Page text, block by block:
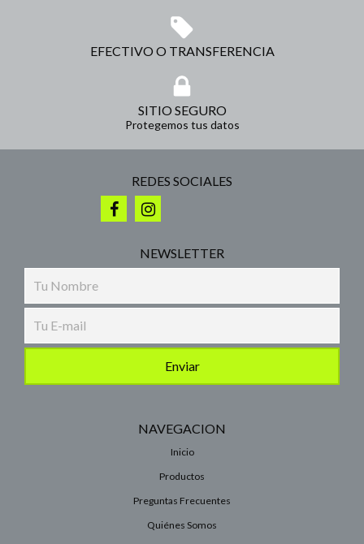
EFECTIVO O TRANSFERENCIA
SITIO SEGURO
Protegemos tus datos
REDES SOCIALES
NEWSLETTER
NAVEGACION
Inicio
Productos
Preguntas Frecuentes
Quiénes Somos